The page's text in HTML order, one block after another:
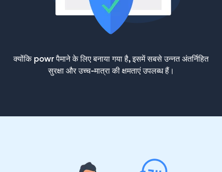
क्योंकि powr पैमाने के लिए बनाया गया है, इसमें सबसे उन्नत अंतर्निहित
सुरक्षा और उच्च-मात्रा की क्षमताएं उपलब्ध हैं।